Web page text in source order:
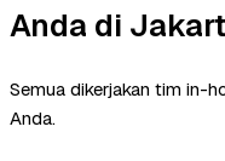
Anda di
Semua dikerjakan tim in-
Anda.